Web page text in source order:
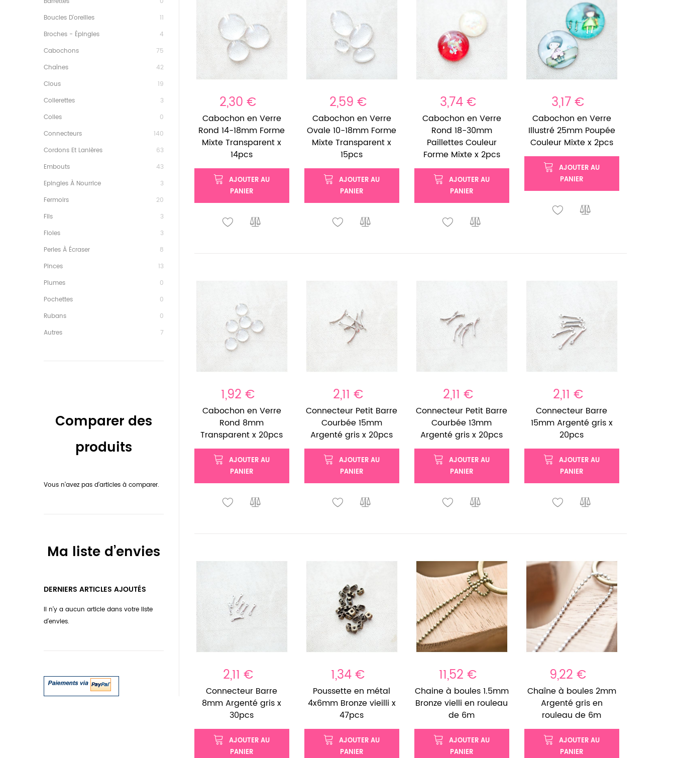
2,30 €
Cabochon en Verre
Rond 14-18mm Forme
Mixte Transparent x
14pcs
AJOUTER AU
PANIER
2,59 €
Cabochon en Verre
Ovale 10-18mm Forme
Mixte Transparent x
15pcs
AJOUTER AU
PANIER
3,74 €
Cabochon en Verre
Rond 18-30mm
Paillettes Couleur
Forme Mixte x 2pcs
AJOUTER AU
PANIER
3,17 €
Cabochon en Verre
Illustré 25mm Poupée
Couleur Mixte x 2pcs
AJOUTER AU
PANIER
1,92 €
Cabochon en Verre
Rond 8mm
Transparent x 20pcs
AJOUTER AU
PANIER
2,11 €
Connecteur Petit Barre
Courbée 15mm
Argenté gris x 20pcs
AJOUTER AU
PANIER
2,11 €
Connecteur Petit Barre
Courbée 13mm
Argenté gris x 20pcs
AJOUTER AU
PANIER
2,11 €
Connecteur Barre
15mm Argenté gris x
20pcs
AJOUTER AU
PANIER
2,11 €
Connecteur Barre
8mm Argenté gris x
30pcs
AJOUTER AU
PANIER
1,34 €
Poussette en métal
4x6mm Bronze vieilli x
47pcs
AJOUTER AU
PANIER
11,52 €
Chaine à boules 1.5mm
Bronze vielli en rouleau
de 6m
AJOUTER AU
PANIER
9,22 €
Chaîne à boules 2mm
Argenté gris en
rouleau de 6m
AJOUTER AU
PANIER
Boucles D'oreilles
11
Broches - Épingles
4
Cabochons
75
Chaînes
42
Clous
19
Collerettes
3
Colles
0
Connecteurs
140
Cordons Et Lanières
63
Embouts
43
Epingles À Nourrice
3
Fermoirs
20
Fils
3
Fioles
3
Perles À Écraser
8
Pinces
13
Plumes
0
Pochettes
0
Rubans
0
Autres
7
Comparer des
produits
Vous n’avez pas d’articles à comparer.
Ma liste d’envies
DERNIERS ARTICLES AJOUTÉS
Il n’y a aucun article dans votre liste
d’envies.